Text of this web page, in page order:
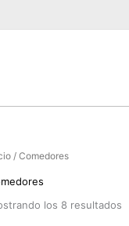
/ Comedores
los 8 resultados